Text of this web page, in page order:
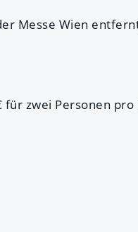
Messe Wien
zwei Personen